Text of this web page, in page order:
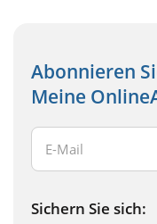
Abonnieren
Meine
Ihre E-Mail Adresse:
Sichern Sie sich: